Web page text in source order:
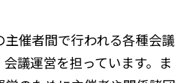
催者間で行われる各種会議
議運営を担っています。ま